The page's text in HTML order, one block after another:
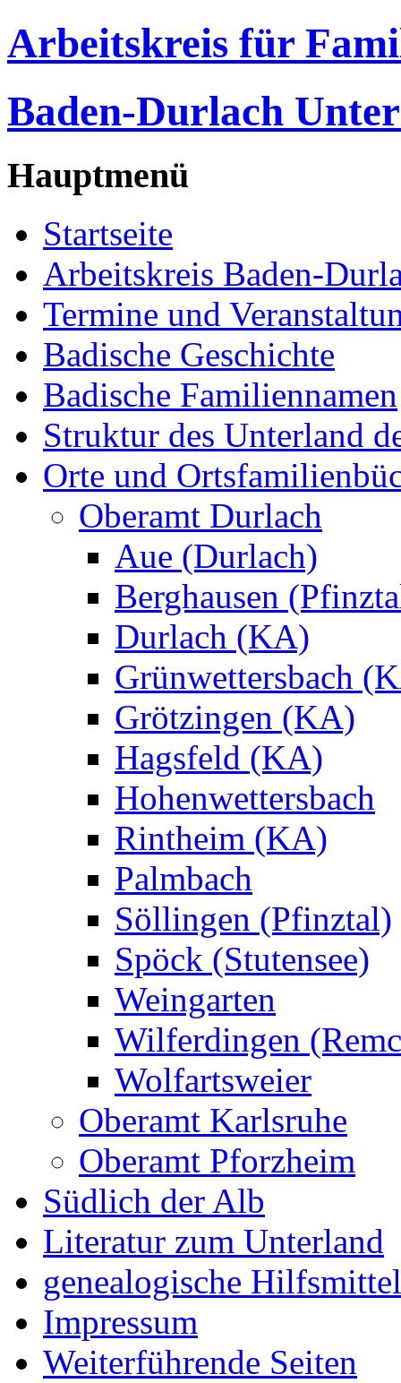
Arbeitskreis für
Baden-Durlach
Hauptmenü
Startseite
Arbeitskreis Baden-
Termine und
Badische Geschichte
Badische Familiennamen
Struktur des Unterland
Orte und
Oberamt Durlach
Aue (Durlach)
Berghausen
Durlach (KA)
Grünwettersbach
Grötzingen (KA)
Hagsfeld (KA)
Hohenwettersbach
Rintheim (KA)
Palmbach
Söllingen (Pfinztal)
Spöck (Stutensee)
Weingarten
Wilferdingen
Wolfartsweier
Oberamt Karlsruhe
Oberamt Pforzheim
Südlich der Alb
Literatur zum Unterland
genealogische Hilfsmittel
Impressum
Weiterführende Seiten